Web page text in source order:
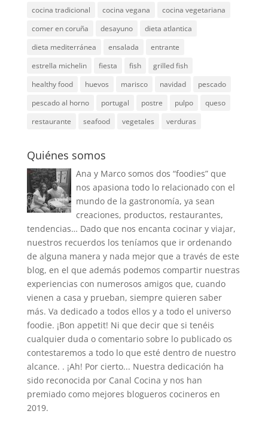
cocina tradicional
cocina vegana
cocina vegetariana
comer en coruña
desayuno
dieta atlantica
dieta mediterránea
ensalada
entrante
estrella michelin
fiesta fish
grilled fish
healthy food
huevos marisco navidad
pescado
pescado al horno
portugal postre pulpo
queso
restaurante
seafood vegetales verduras
Quiénes somos
Ana y Marco somos dos “foodies” que
nos apasiona todo lo relacionado con el
mundo de la gastronomía, ya sean
creaciones, productos, restaurantes,
tendencias… Dado que nos encanta cocinar y viajar,
nuestros recuerdos los teníamos que ir ordenando
de alguna manera y nada mejor que a través de este
blog, en el que además podemos compartir nuestras
experiencias con numerosos amigos que, cuando
vienen a casa y prueban, siempre quieren saber
más. Va dedicado a todos ellos y a todo el universo
foodie. ¡Bon appetit! Ni que decir que si tenéis
cualquier duda o comentario sobre lo publicado os
contestaremos a todo lo que esté dentro de nuestro
alcance. . ¡Ah! Por cierto... Nuestra dedicación ha
sido reconocida por Canal Cocina y nos han
premiado como mejores blogueros cocineros en
2019.